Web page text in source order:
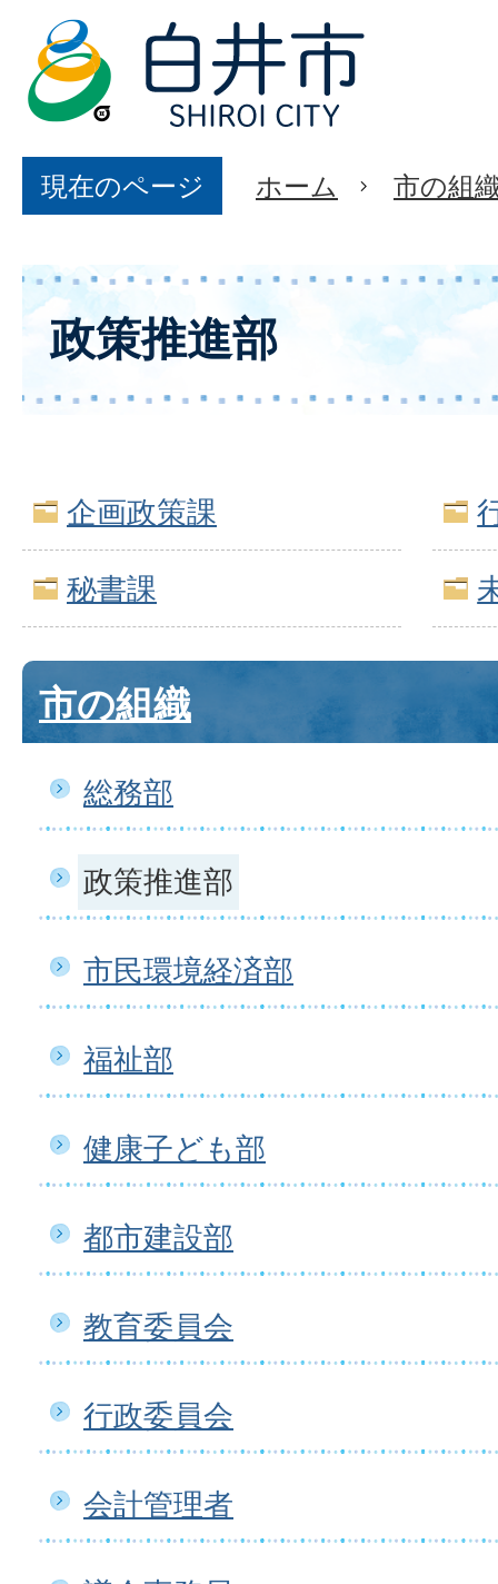
現在のページ ホーム 市の組
政策推進部
企画政策課
秘書課
市の組織
総務部
政策推進部
市民環境経済部
福祉部
健康子ども部
都市建設部
教育委員会
行政委員会
会計管理者